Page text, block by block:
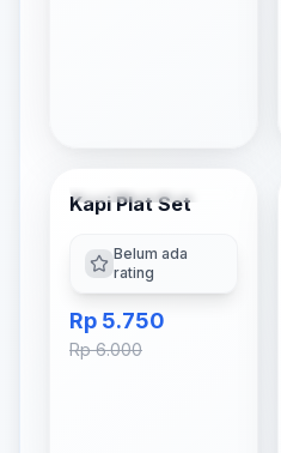
-4% OFF
Kapi Plat Set
Belum ada
rating
Rp 5.750
Rp 6.000